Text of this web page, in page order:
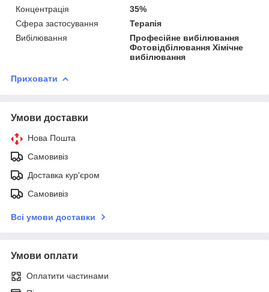
Концентрація
35%
Сфера застосування
Терапія
Вибілювання
Професійне вибілювання
Фотовідбілювання Хімічне
вибілювання
Приховати
Умови доставки
Нова Пошта
Самовивіз
Доставка кур'єром
Самовивіз
Всі умови доставки
Умови оплати
Оплатити частинами